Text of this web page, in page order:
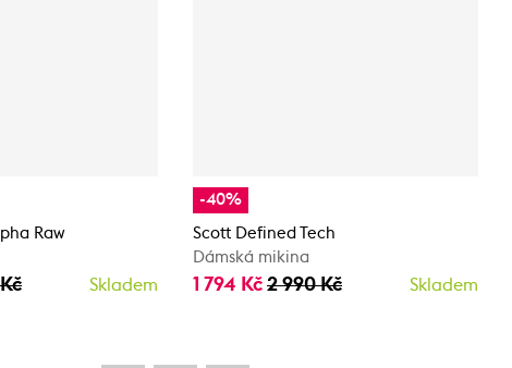
Raw
Skladem
-40%
Scott Defined Tech
Dámská mikina
1 794 Kč 2 990 Kč Skladem